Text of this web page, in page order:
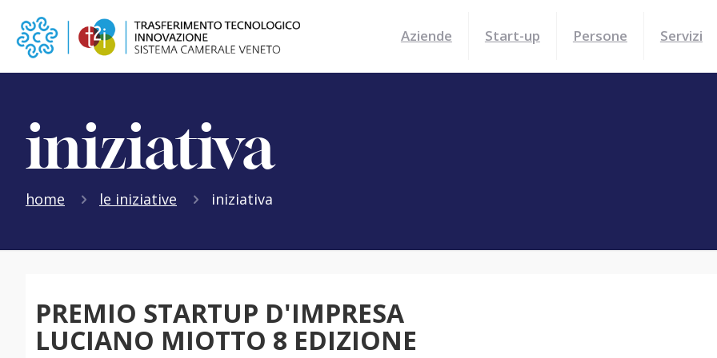
Aziende Start-up Persone Servizi
iniziativa
home le iniziative iniziativa
PREMIO STARTUP D'IMPRESA
LUCIANO MIOTTO 8 EDIZIONE